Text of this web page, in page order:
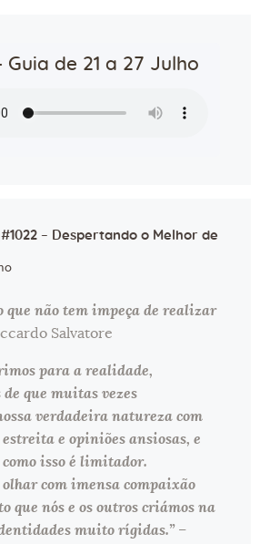
Guia de 21 a 27 Julho
– Despertando o Melhor de
que não tem impeça de realizar
Salvatore
para a realidade,
de que muitas vezes
verdadeira natureza com
e opiniões ansiosas, e
como isso é limitador.
olhar com imensa compaixão
que nós e os outros criámos na
muito rígidas.”–